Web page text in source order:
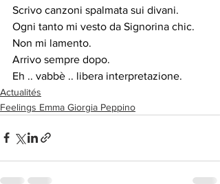
Scrivo canzoni spalmata sui divani.
Ogni tanto mi vesto da Signorina chic.
Non mi lamento.
Arrivo sempre dopo.
Eh .. vabbè .. libera interpretazione.
Actualités
Feelings Emma Giorgia Peppino